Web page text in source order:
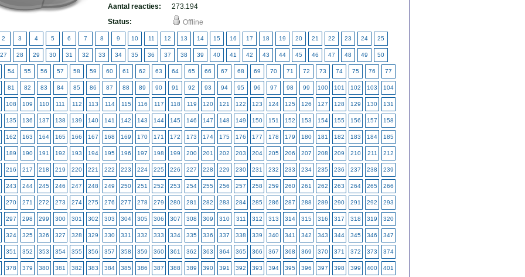
Aantal reacties:
273.194
Status:
Offline
2 3 4 5 6 7 8 9 10 11 12 13 14 15 16 17 18 19 20 21 22 23 24 25
27 28 29 30 31 32 33 34 35 36 37 38 39 40 41 42 43 44 45 46 47 48 49 50
54 55 56 57 58 59 60 61 62 63 64 65 66 67 68 69 70 71 72 73 74 75 76 77
81 82 83 84 85 86 87 88 89 90 91 92 93 94 95 96 97 98 99 100 101 102 103 104
108 109 110 111 112 113 114 115 116 117 118 119 120 121 122 123 124 125 126 127 128 129 130 131
135 136 137 138 139 140 141 142 143 144 145 146 147 148 149 150 151 152 153 154 155 156 157 158
162 163 164 165 166 167 168 169 170 171 172 173 174 175 176 177 178 179 180 181 182 183 184 185
189 190 191 192 193 194 195 196 197 198 199 200 201 202 203 204 205 206 207 208 209 210 211 212
216 217 218 219 220 221 222 223 224 225 226 227 228 229 230 231 232 233 234 235 236 237 238 239
243 244 245 246 247 248 249 250 251 252 253 254 255 256 257 258 259 260 261 262 263 264 265 266
270 271 272 273 274 275 276 277 278 279 280 281 282 283 284 285 286 287 288 289 290 291 292 293
297 298 299 300 301 302 303 304 305 306 307 308 309 310 311 312 313 314 315 316 317 318 319 320
324 325 326 327 328 329 330 331 332 333 334 335 336 337 338 339 340 341 342 343 344 345 346 347
351 352 353 354 355 356 357 358 359 360 361 362 363 364 365 366 367 368 369 370 371 372 373 374
378 379 380 381 382 383 384 385 386 387 388 389 390 391 392 393 394 395 396 397 398 399 400 401